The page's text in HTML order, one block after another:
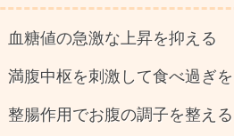
血糖値の急激な上昇を抑える
満腹中枢を刺激して食べ過ぎ
整腸作用でお腹の調子を整える